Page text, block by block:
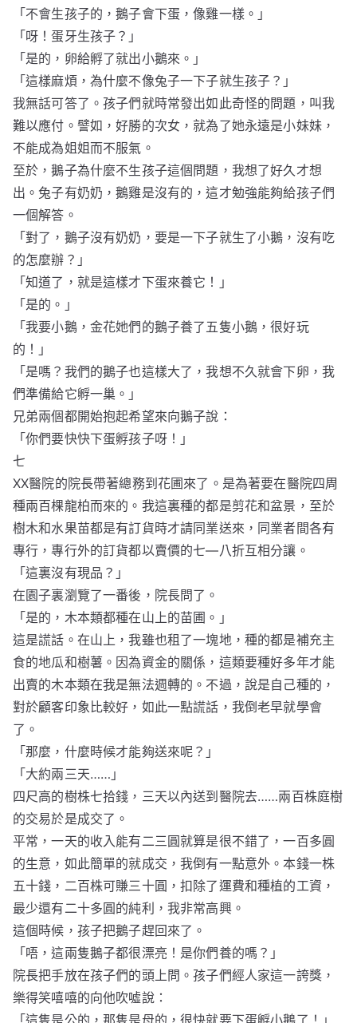
「不會生孩子的，鵝子會下蛋，像雞一樣。」
「呀！蛋牙生孩子？」
「是的，卵給孵了就出小鵝來。」
「這樣麻煩，為什麼不像兔子一下子就生孩子？」
我無話可答了。孩子們就時常發出如此奇怪的問題，叫我
難以應付。譬如，好勝的次女，就為了她永遠是小妹妹，
不能成為姐姐而不服氣。
至於，鵝子為什麼不生孩子這個問題，我想了好久才想
出。兔子有奶奶，鵝雞是沒有的，這才勉強能夠給孩子們
一個解答。
「對了，鵝子沒有奶奶，要是一下子就生了小鵝，沒有吃
的怎麼辦？」
「知道了，就是這樣才下蛋來養它！」
「是的。」
「我要小鵝，金花她們的鵝子養了五隻小鵝，很好玩
的！」
「是嗎？我們的鵝子也這樣大了，我想不久就會下卵，我
們準備給它孵一巢。」
兄弟兩個都開始抱起希望來向鵝子說：
「你們要快快下蛋孵孩子呀！」
七
XX醫院的院長帶著總務到花圃來了。是為著要在醫院四周
種兩百棵龍柏而來的。我這裏種的都是剪花和盆景，至於
樹木和水果苗都是有訂貨時才請同業送來，同業者間各有
專行，專行外的訂貨都以賣價的七—八折互相分讓。
「這裏沒有現品？」
在園子裏瀏覽了一番後，院長問了。
「是的，木本類都種在山上的苗圃。」
這是謊話。在山上，我雖也租了一塊地，種的都是補充主
食的地瓜和樹薯。因為資金的關係，這類要種好多年才能
出賣的木本類在我是無法週轉的。不過，說是自己種的，
對於顧客印象比較好，如此一點謊話，我倒老早就學會
了。
「那麼，什麼時候才能夠送來呢？」
「大約兩三天……」
四尺高的樹株七拾錢，三天以內送到醫院去……兩百株庭樹
的交易於是成交了。
平常，一天的收入能有二三圓就算是很不錯了，一百多圓
的生意，如此簡單的就成交，我倒有一點意外。本錢一株
五十錢，二百株可賺三十圓，扣除了運費和種植的工資，
最少還有二十多圓的純利，我非常高興。
這個時候，孩子把鵝子趕回來了。
「唔，這兩隻鵝子都很漂亮！是你們養的嗎？」
院長把手放在孩子們的頭上問。孩子們經人家這一誇獎，
樂得笑嘻嘻的向他吹噓說：
「這隻是公的，那隻是母的，很快就要下蛋孵小鵝了！」